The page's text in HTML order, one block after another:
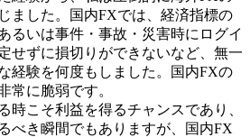
ました。国内FXでは、経済指標の
るいは事件・事故・災害時にログイ
せずに損切りができないなど、無一
経験を何度もしました。国内FXの
常に脆弱です。
時こそ利益を得るチャンスであり、
べき瞬間でもありますが、国内FX